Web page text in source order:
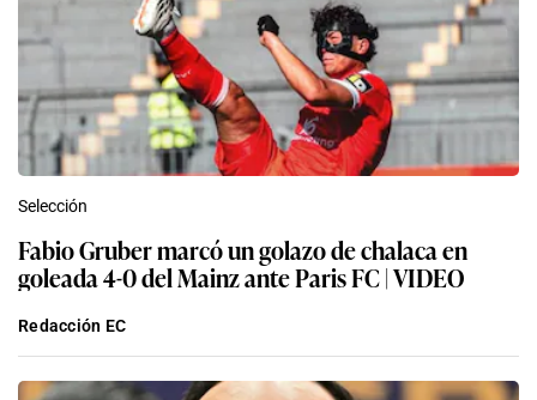
Selección
Fabio Gruber marcó un golazo de chalaca en
goleada 4-0 del Mainz ante Paris FC | VIDEO
Redacción EC